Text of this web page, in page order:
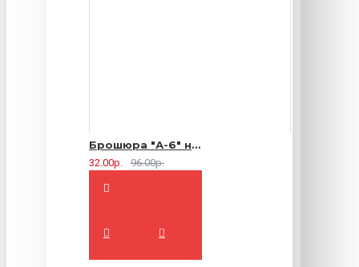
Брошюра "А-6" на 2 скрепки - 16 страниц
32.00р. 96.00р.